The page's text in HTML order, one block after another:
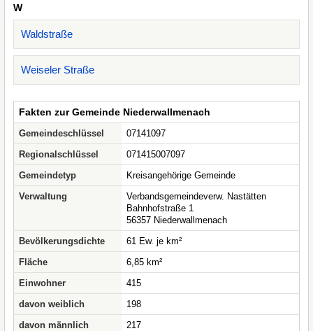
W
Waldstraße
Weiseler Straße
Fakten zur Gemeinde Niederwallmenach
Gemeindeschlüssel
07141097
Regionalschlüssel
071415007097
Gemeindetyp
Kreisangehörige Gemeinde
Verwaltung
Verbandsgemeindeverw. Nastätten
Bahnhofstraße 1
56357 Niederwallmenach
Bevölkerungsdichte
61 Ew. je km²
Fläche
6,85 km²
Einwohner
415
davon weiblich
198
davon männlich
217